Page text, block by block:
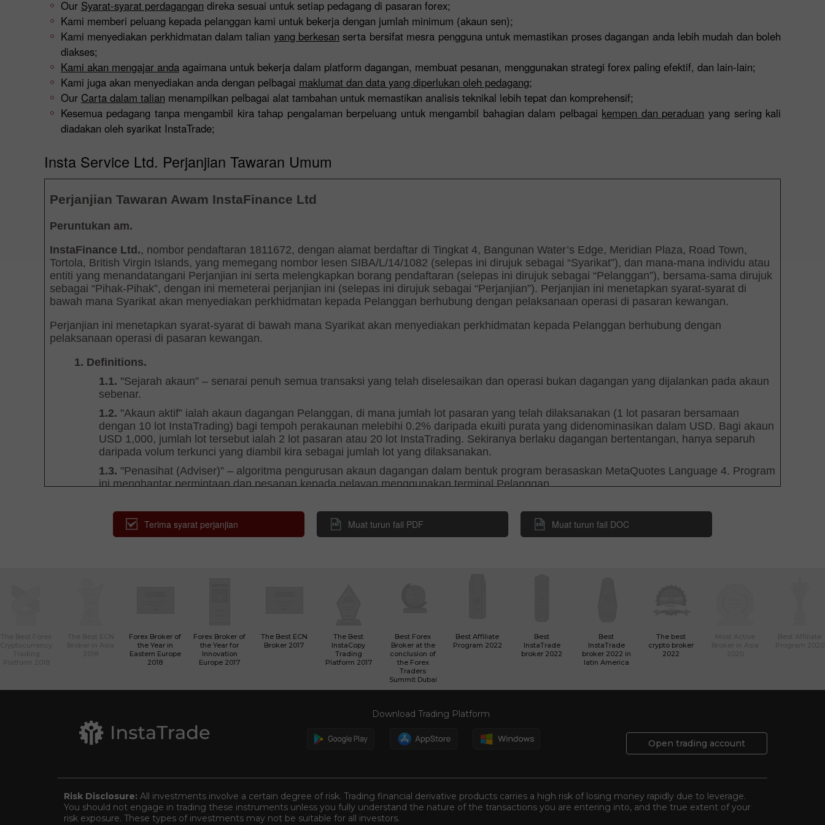
Our Syarat-syarat perdagangan direka sesuai untuk setiap pedagang di pasaran forex;
Kami memberi peluang kepada pelanggan kami untuk bekerja dengan jumlah minimum (akaun sen);
Kami menyediakan perkhidmatan dalam talian yang berkesan serta bersifat mesra pengguna untuk memastikan proses dagangan anda lebih mudah dan boleh
diakses;
Kami akan mengajar andaagaimana untuk bekerja dalam platform dagangan, membuat pesanan, menggunakan strategi forex paling efektif, dan lain-lain;
Kami juga akan menyediakan anda dengan pelbagai maklumat dan data yang diperlukan oleh pedagang;
Our Carta dalam talian menampilkan pelbagai alat tambahan untuk memastikan analisis teknikal lebih tepat dan komprehensif;
Kesemua pedagang tanpa mengambil kira tahap pengalaman berpeluang untuk mengambil bahagian dalam pelbagai kempen dan peraduan yang sering kali
diadakan oleh syarikat InstaTrade;
Insta Service Ltd. Perjanjian Tawaran Umum
Terima syarat perjanjian Muat turun fail PDF Muat turun fail DOC
Forex Broker of
the Year in
Eastern Europe
2018
Forex Broker of
the Year for
Innovation
Europe 2017
The Best ECN
Broker 2017
The Best
InstaCopy
Trading
Platform 2017
Best Forex
Broker at the
conclusion of
the Forex
Traders
Summit Dubai
Best Affiliate
Program 2022
Best
InstaTrade
broker 2022
Best
InstaTrade
broker 2022 in
latin America
The best
crypto broker
2022
Download Trading Platform
Open trading account
Risk Disclosure: All investments involve a certain degree of risk. Trading financial derivative products carries a high risk of losing money rapidly due to leverage.
You should not engage in trading these instruments unless you fully understand the nature of the transactions you are entering into, and the true extent of your
risk exposure. These types of investments may not be suitable for all investors.